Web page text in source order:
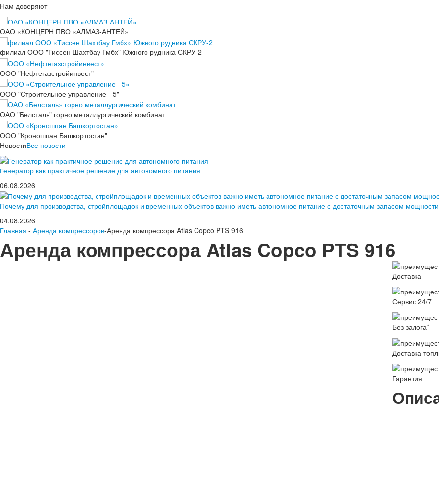
Нам доверяют
ОАО «КОНЦЕРН ПВО «АЛМАЗ-АНТЕЙ»
филиал ООО "Тиссен Шахтбау Гмбх" Южного рудника СКРУ-2
ООО "Нефтегазстройинвест"
ООО "Строительное управление - 5"
ОАО "Белсталь" горно металлургический комбинат
ООО "Кроношпан Башкортостан"
НовостиВсе новости
Генератор как практичное решение для автономного питания
06.08.2026
Почему для производства, стройплощадок и временных объектов важно иметь автономное питание с достаточным запасом
04.08.2026
Главная - Аренда компрессоров-Аренда компрессора Atlas Copco PTS 916
Аренда компрессора Atlas Copco PTS 916
Доставка
Сервис 24/7
Без залога*
Доставка
Гарантия